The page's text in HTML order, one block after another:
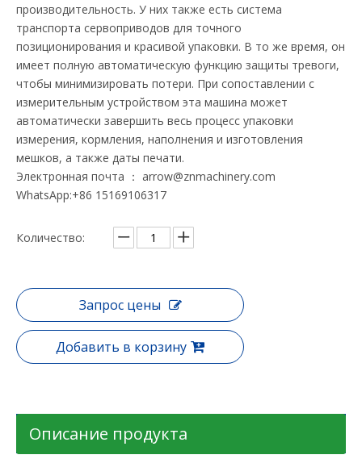
производительность. У них также есть система
транспорта сервоприводов для точного
позиционирования и красивой упаковки. В то же время, он
имеет полную автоматическую функцию защиты тревоги,
чтобы минимизировать потери. При сопоставлении с
измерительным устройством эта машина может
автоматически завершить весь процесс упаковки
измерения, кормления, наполнения и изготовления
мешков, а также даты печати.
Электронная почта ： arrow@znmachinery.com
WhatsApp:+86 15169106317
Количество:
Запрос цены
Добавить в корзину
Описание продукта